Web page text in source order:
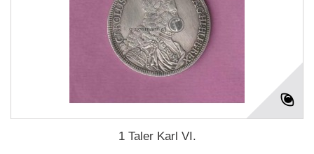
1 Taler Karl VI.